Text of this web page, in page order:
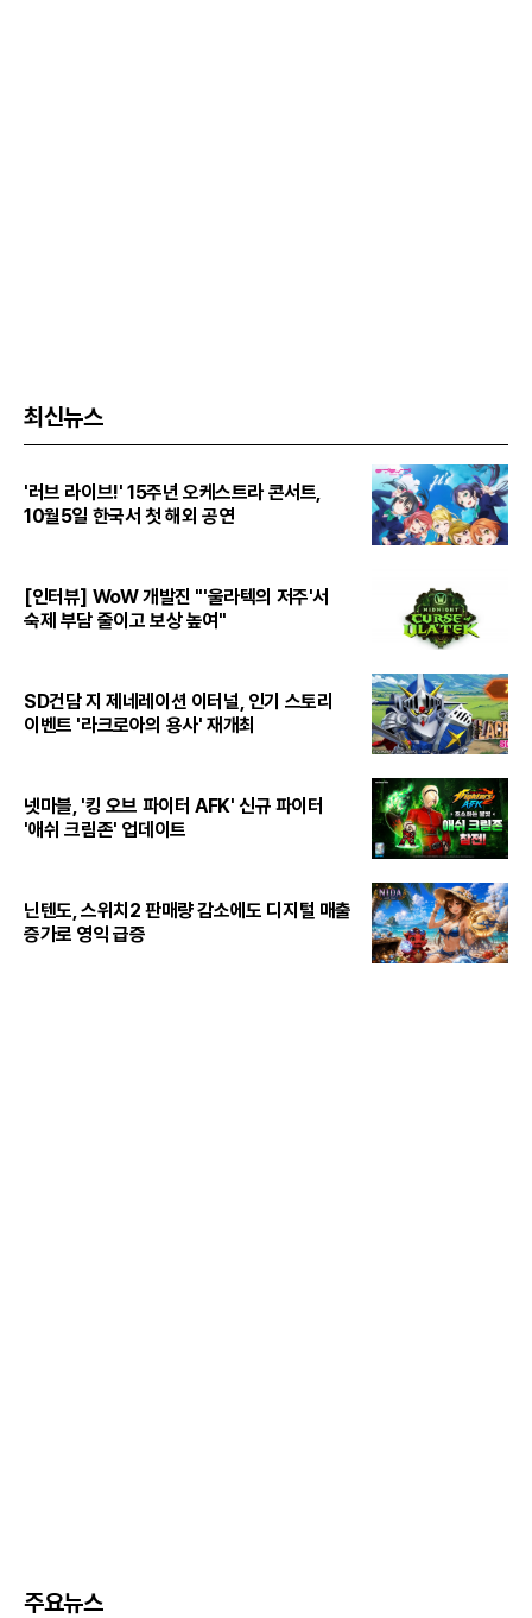
최신뉴스
'러브 라이브!' 15주년 오케스트라 콘서트,
10월5일 한국서 첫 해외 공연
[인터뷰] WoW 개발진 "'울라텍의 저주'서
숙제 부담 줄이고 보상 높여"
SD건담 지 제네레이션 이터널, 인기 스토리
이벤트 '라크로아의 용사' 재개최
넷마블, '킹 오브 파이터 AFK' 신규 파이터
'애쉬 크림존' 업데이트
닌텐도, 스위치2 판매량 감소에도 디지털 매출
증가로 영익 급증
주요뉴스